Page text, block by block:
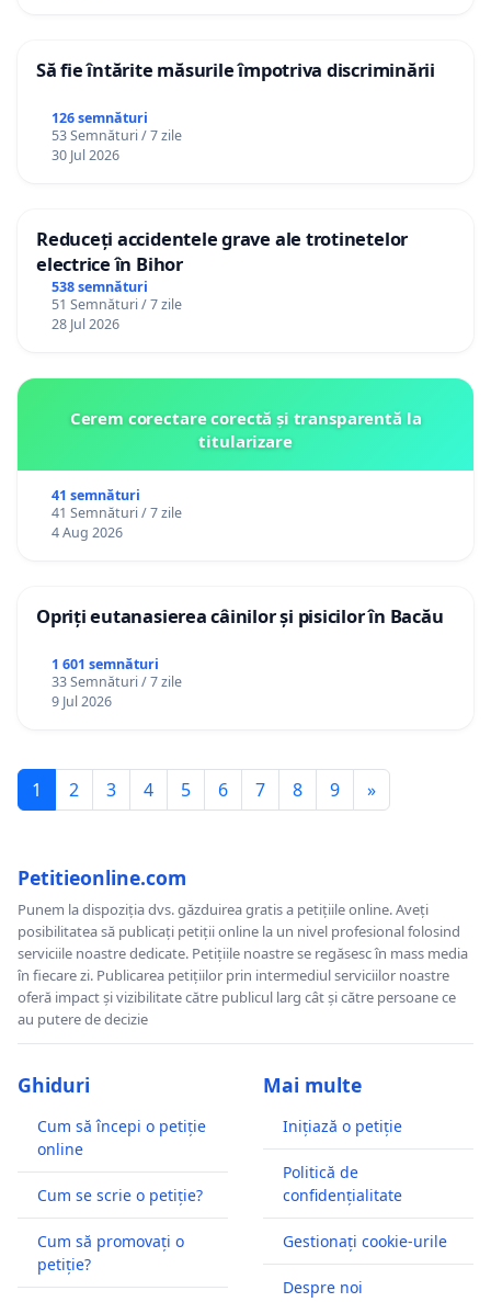
Să fie întărite măsurile împotriva discriminării
126 semnături
53 Semnături / 7 zile
30 Jul 2026
Reduceți accidentele grave ale trotinetelor
electrice în Bihor
538 semnături
51 Semnături / 7 zile
28 Jul 2026
Cerem corectare corectă și transparentă la
titularizare
41 semnături
41 Semnături / 7 zile
4 Aug 2026
Opriți eutanasierea câinilor și pisicilor în Bacău
1 601 semnături
33 Semnături / 7 zile
9 Jul 2026
1 2 3 4 5 6 7 8 9 »
Petitieonline.com
Punem la dispoziția dvs. găzduirea gratis a petițiile online. Aveți
posibilitatea să publicați petiții online la un nivel profesional folosind
serviciile noastre dedicate. Petițiile noastre se regăsesc în mass media
în fiecare zi. Publicarea petițiilor prin intermediul serviciilor noastre
oferă impact și vizibilitate către publicul larg cât și către persoane ce
au putere de decizie
Ghiduri
Cum să începi o petiție
online
Cum se scrie o petiție?
Cum să promovați o
petiție?
Mai multe
Inițiază o petiție
Politică de
confidențialitate
Gestionați cookie-urile
Despre noi